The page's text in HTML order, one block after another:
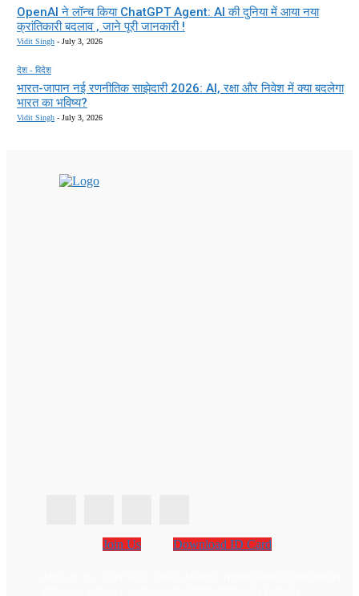
OpenAI ने लॉन्च किया ChatGPT Agent: AI की दुनिया में आया नया
क्रांतिकारी बदलाव , जाने पूरी जानकारी !
Vidit Singh - July 3, 2026
देश - विदेश
भारत-जापान नई रणनीतिक साझेदारी 2026: AI, रक्षा और निवेश में क्या बदलेगा
भारत का भविष्य?
Vidit Singh - July 3, 2026
Join Us Download ID Card